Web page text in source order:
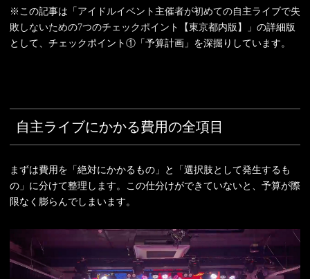
※この記事は「 アイドルイベント主催者が初めての自主ライブで失
敗しないための7つのチェックポイント【東京都内版】
」の詳細版
として、チェックポイント①「予算計画」を深掘りしています。
自主ライブにかかる費用の全項目
まずは費用を「絶対にかかるもの」と「選択肢として発生するも
の」に分けて整理します。この仕分けができていないと、予算が際
限なく膨らんでしまいます。